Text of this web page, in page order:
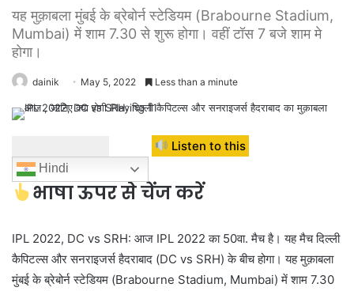
यह मुक़ाबला मुंबई के ब्रेबोर्न स्टेडियम (Brabourne Stadium,
Mumbai) में शाम 7.30 से शुरू होगा। वहीं टॉस 7 बजे शाम मे
होगा।
dainik May 5, 2022 Less than a minute
Listen to this
Hindi
भाषा ऊपर से चेंज करें
IPL 2022, DC vs SRH: आज IPL 2022 का 50वा. मैच है। यह मैच दिल्ली
कैपिटल्स और सनराइजर्स हैदराबाद (DC vs SRH) के बीच होगा। यह मुक़ाबला
मुंबई के ब्रेबोर्न स्टेडियम (Brabourne Stadium, Mumbai) में शाम 7.30